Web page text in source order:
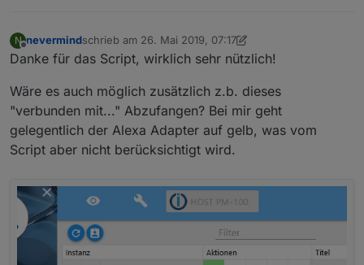
               timers[idx] =
null
alarmMsg(dp. common.name
         }
      }
else if(dp.state .val === false
         timer =
setTimeout function
alarmMsg
common name
            timer =
null ;
      }
   }
N
Offline
nevermindschrieb am 26. Mai 2019, 07:17
zuletzt editiert von nevermind
Danke für das Script, wirklich sehr nützlich!
Wäre es auch möglich zusätzlich z.b. dieses
"verbunden mit..." Abzufangen? Bei mir geht
gelegentlich der Alexa Adapter auf gelb, was vom
Script aber nicht berücksichtigt wird.